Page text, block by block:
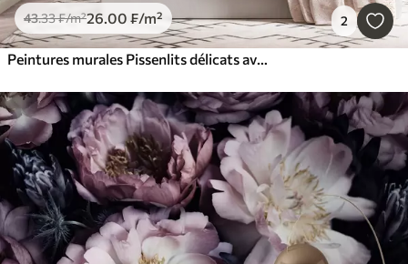
43.33₣/m²26.00 ₣/m² 2
Peintures murales Pissenlits délicats avec papillons beiges